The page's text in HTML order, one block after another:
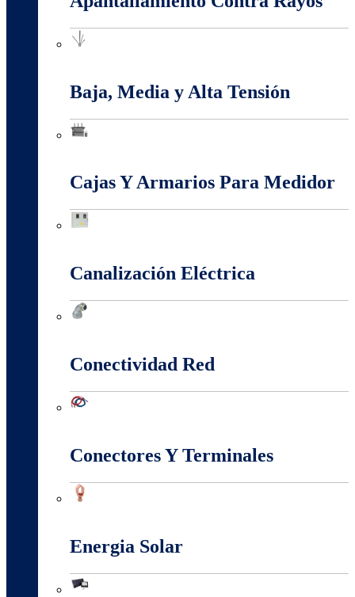
Baja, Media y Alta Tensión
Cajas Y Armarios Para Medidor
Canalización Eléctrica
Conectividad Red
Conectores Y Terminales
Energia Solar